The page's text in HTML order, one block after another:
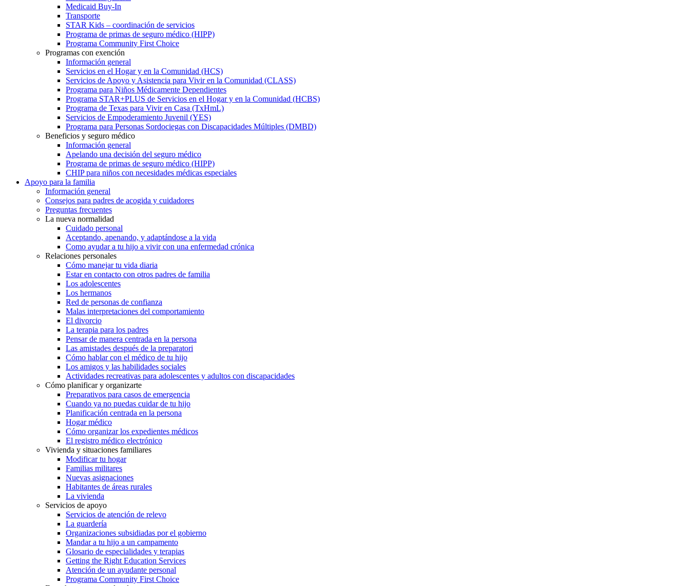
Medicaid Buy-In
Transporte
STAR Kids – coordinación de servicios
Programa de primas de seguro médico (HIPP)
Programa Community First Choice
Programas con exención
Información general
Servicios en el Hogar y en la Comunidad (HCS)
Servicios de Apoyo y Asistencia para Vivir en la Comunidad (CLASS)
Programa para Niños Médicamente Dependientes
Programa STAR+PLUS de Servicios en el Hogar y en la Comunidad (HCBS)
Programa de Texas para Vivir en Casa (TxHmL)
Servicios de Empoderamiento Juvenil (YES)
Programa para Personas Sordociegas con Discapacidades Múltiples (DMBD)
Beneficios y seguro médico
Información general
Apelando una decisión del seguro médico
Programa de primas de seguro médico (HIPP)
CHIP para niños con necesidades médicas especiales
Apoyo para la familia
Información general
Consejos para padres de acogida y cuidadores
Preguntas frecuentes
La nueva normalidad
Cuidado personal
Aceptando, apenando, y adaptándose a la vida
Como ayudar a tu hijo a vivir con una enfermedad crónica
Relaciones personales
Cómo manejar tu vida diaria
Estar en contacto con otros padres de familia
Los adolescentes
Los hermanos
Red de personas de confianza
Malas interpretaciones del comportamiento
El divorcio
La terapia para los padres
Pensar de manera centrada en la persona
Las amistades después de la preparatori
Cómo hablar con el médico de tu hijo
Los amigos y las habilidades sociales
Actividades recreativas para adolescentes y adultos con discapacidades
Cómo planificar y organizarte
Preparativos para casos de emergencia
Cuando ya no puedas cuidar de tu hijo
Planificación centrada en la persona
Hogar médico
Cómo organizar los expedientes médicos
El registro médico electrónico
Vivienda y situaciones familiares
Modificar tu hogar
Familias militares
Nuevas asignaciones
Habitantes de áreas rurales
La vivienda
Servicios de apoyo
Servicios de atención de relevo
La guardería
Organizaciones subsidiadas por el gobierno
Mandar a tu hijo a un campamento
Glosario de especialidades y terapias
Getting the Right Education Services
Atención de un ayudante personal
Programa Community First Choice